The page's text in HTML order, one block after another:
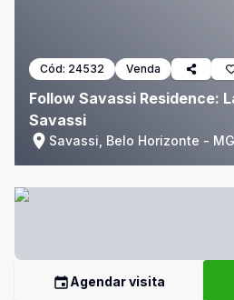
Cód: 24532 Venda
Follow Savassi Residence:
Savassi
Savassi, Belo Horizonte - MG
Agendar visita